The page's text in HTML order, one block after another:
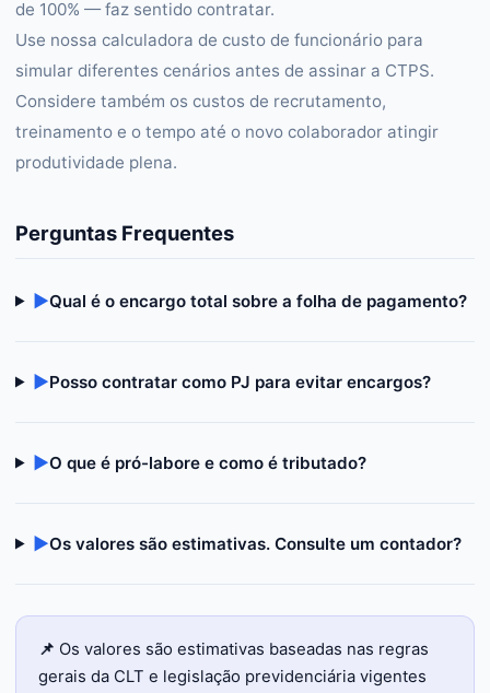
de 100% — faz sentido contratar.
Use nossa calculadora de custo de funcionário para
simular diferentes cenários antes de assinar a CTPS.
Considere também os custos de recrutamento,
treinamento e o tempo até o novo colaborador atingir
produtividade plena.
Perguntas Frequentes
▶Qual é o encargo total sobre a folha de pagamento?
▶Posso contratar como PJ para evitar encargos?
▶O que é pró-labore e como é tributado?
▶Os valores são estimativas. Consulte um contador?
📌 Os valores são estimativas baseadas nas regras
gerais da CLT e legislação previdenciária vigentes